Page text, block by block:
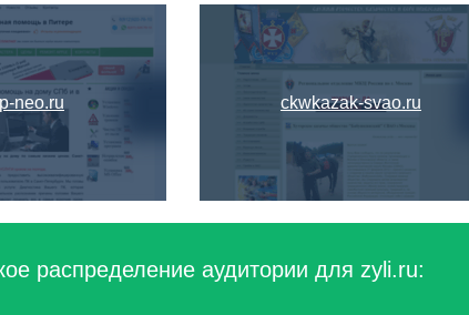
neo.ru ckwkazak-svao.ru
распределение аудитории для zyli.ru: